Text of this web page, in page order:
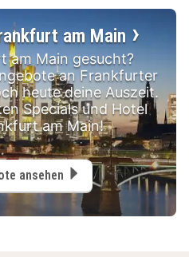
am Main
am Main gesucht?
an Frankfurter
heute deine Auszeit.
Specials und Hotel
am Main!
ansehen